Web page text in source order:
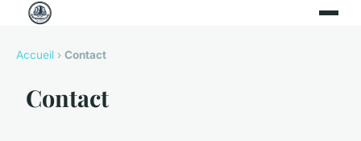
Accueil › Contact
Contact